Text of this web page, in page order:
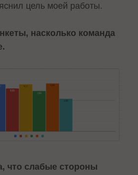
цель моей работы.
насколько команда
что слабые стороны